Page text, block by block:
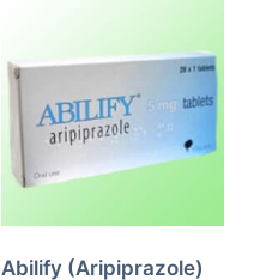
Abilify (Aripiprazole)